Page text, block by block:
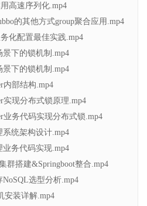
高速序列化.mp4
的其他方式group聚合应用.mp4
化配置最佳实践.mp4
景下的锁机制.mp4
景下的锁机制.mp4
内部结构.mp4
实现分布式锁原理.mp4
业务代码实现分布式锁.mp4
系统架构设计.mp4
业务代码实现.mp4
群搭建&Springboot整合.mp4
选型分析.mp4
安装详解.mp4